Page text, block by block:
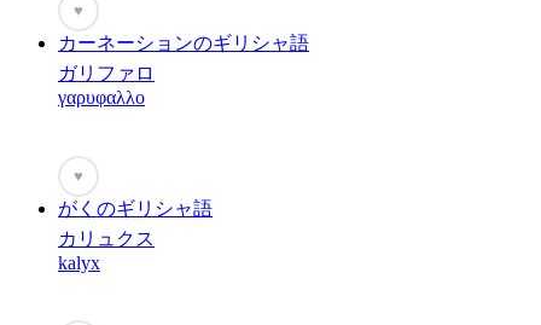
♥
カーネーションのギリシャ語
ガリファロ
γαρυφαλλο
♥
がくのギリシャ語
カリュクス
kalyx